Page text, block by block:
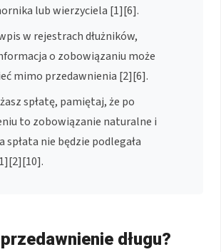
lub wierzyciela [1][6].
w rejestrach dłużników,
o zobowiązaniu może
mimo przedawnienia [2][6].
spłatę, pamiętaj, że po
to zobowiązanie naturalne i
nie będzie podlegała
długu?